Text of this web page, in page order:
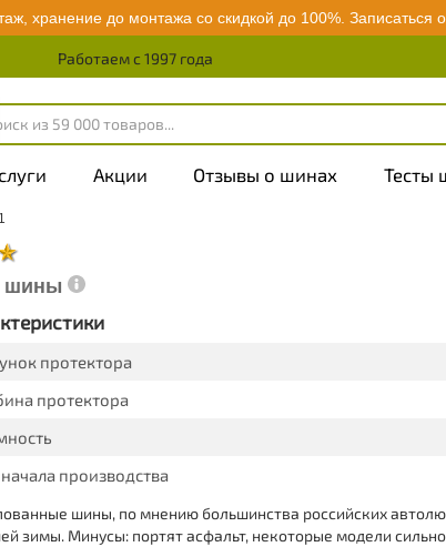
хранение до монтажа со скидкой до 100%. Записаться
Работаем с 1997 года
Акции Отзывы о шинах Тесты
шины
протектора
протектора
производства
шины, по мнению большинства российских
зимы. Минусы: портят асфальт, некоторые модели